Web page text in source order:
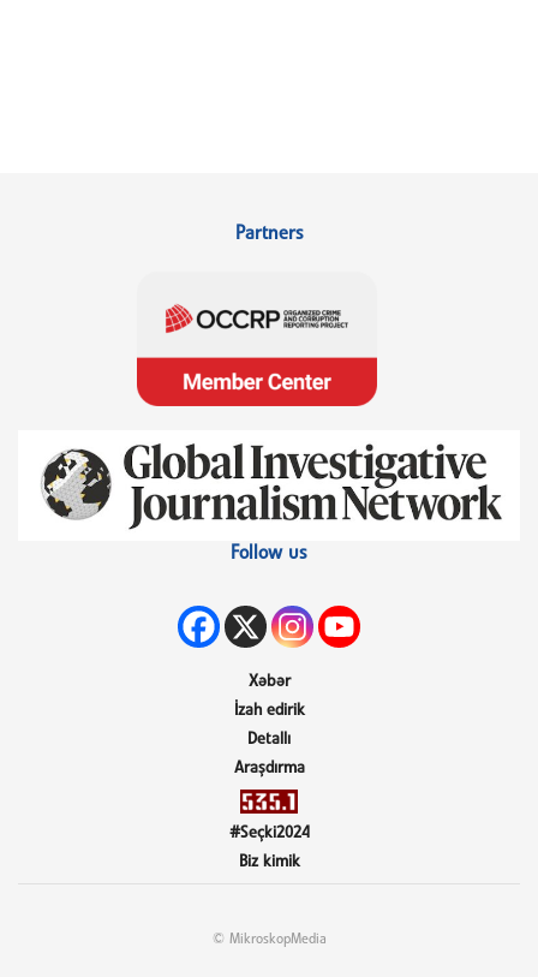
Partners
Follow us
Xəbər
İzah edirik
Detallı
Araşdırma
#Seçki2024
Biz kimik
© MikroskopMedia